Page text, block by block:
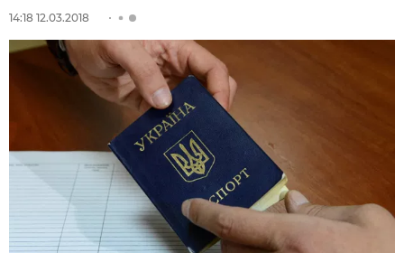
14:18 12.03.2018